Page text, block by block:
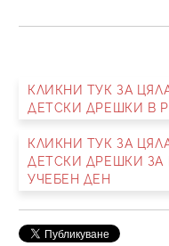
Ние ще се свържем с
КЛИКНИ ТУК ЗА
ДЕТСКИ ДРЕШКИ В
КЛИКНИ ТУК ЗА
ДЕТСКИ ДРЕШКИ
УЧЕБЕН ДЕН